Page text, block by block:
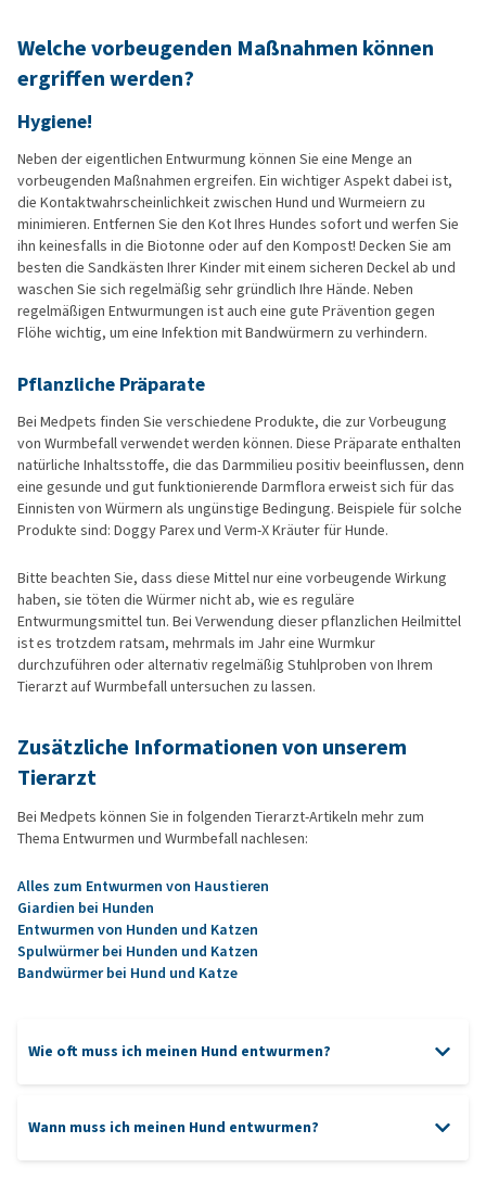
Welche vorbeugenden Maßnahmen können
ergriffen werden?
Hygiene!
Neben der eigentlichen Entwurmung können Sie eine Menge an
vorbeugenden Maßnahmen ergreifen. Ein wichtiger Aspekt dabei ist,
die Kontaktwahrscheinlichkeit zwischen Hund und Wurmeiern zu
minimieren. Entfernen Sie den Kot Ihres Hundes sofort und werfen Sie
ihn keinesfalls in die Biotonne oder auf den Kompost! Decken Sie am
besten die Sandkästen Ihrer Kinder mit einem sicheren Deckel ab und
waschen Sie sich regelmäßig sehr gründlich Ihre Hände. Neben
regelmäßigen Entwurmungen ist auch eine gute Prävention gegen
Flöhe wichtig, um eine Infektion mit Bandwürmern zu verhindern.
Pflanzliche Präparate
Bei Medpets finden Sie verschiedene Produkte, die zur Vorbeugung
von Wurmbefall verwendet werden können. Diese Präparate enthalten
natürliche Inhaltsstoffe, die das Darmmilieu positiv beeinflussen, denn
eine gesunde und gut funktionierende Darmflora erweist sich für das
Einnisten von Würmern als ungünstige Bedingung. Beispiele für solche
Produkte sind: Doggy Parex und Verm-X Kräuter für Hunde.
Bitte beachten Sie, dass diese Mittel nur eine vorbeugende Wirkung
haben, sie töten die Würmer nicht ab, wie es reguläre
Entwurmungsmittel tun. Bei Verwendung dieser pflanzlichen Heilmittel
ist es trotzdem ratsam, mehrmals im Jahr eine Wurmkur
durchzuführen oder alternativ regelmäßig Stuhlproben von Ihrem
Tierarzt auf Wurmbefall untersuchen zu lassen.
Zusätzliche Informationen von unserem
Tierarzt
Bei Medpets können Sie in folgenden Tierarzt-Artikeln mehr zum
Thema Entwurmen und Wurmbefall nachlesen:
Alles zum Entwurmen von Haustieren
Giardien bei Hunden
Entwurmen von Hunden und Katzen
Spulwürmer bei Hunden und Katzen
Bandwürmer bei Hund und Katze
Wie oft muss ich meinen Hund entwurmen?
Wann muss ich meinen Hund entwurmen?